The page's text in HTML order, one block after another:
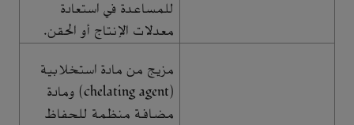
للمساعدة في استعادة
معدلات الإنتاج أو الحقن.
مزيج من مادة استخلابية
(chelating agent) ومادة
مضافة منظمة للحفاظ